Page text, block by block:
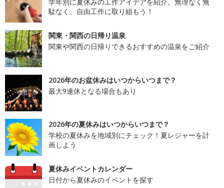
学年別に夏休みの工作アイデアを紹介。無理なく無
駄なく、自由工作に取り組もう！
関東・関西の日帰り温泉
関東や関西の日帰りできるおすすめの温泉をご紹介
2026年のお盆休みはいつからいつまで？
最大9連休となる場合もあり
2026年の夏休みはいつからいつまで？
学校の夏休みを地域別にチェック！夏レジャーを計
画しよう
夏休みイベントカレンダー
日付から夏休みのイベントを探す